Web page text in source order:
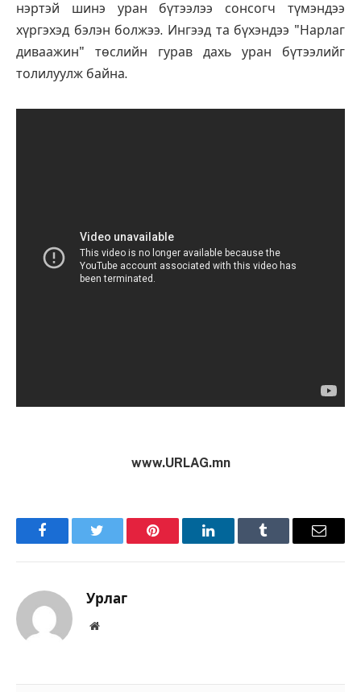
нэртэй шинэ уран бүтээлээ сонсогч түмэндээ
хүргэхэд бэлэн болжээ. Ингээд та бүхэндээ "Нарлаг
диваажин" төслийн гурав дахь уран бүтээлийг
толилуулж байна.
www.URLAG.mn
FacebookTwitter Pinterest LinkedInTumblr Имэйл
Урлаг
Вэбсайт